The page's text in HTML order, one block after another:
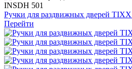
INSDH 501
Ручки для раздвижных дверей TIXX
Перейти